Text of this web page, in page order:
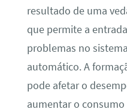
resultado de uma
que permite a
problemas no
automático. A
pode afetar o
aumentar o consumo